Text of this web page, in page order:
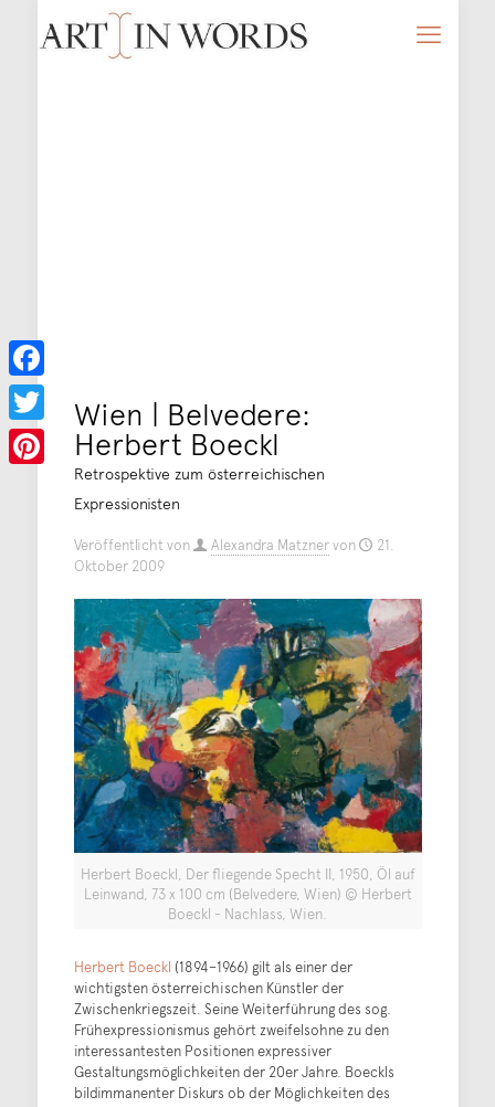
Wien | Belvedere:
Herbert Boeckl
Retrospektive zum österreichischen
Expressionisten
Veröffentlicht von Alexandra Matznervon
21.
Oktober 2009
Herbert Boeckl, Der fliegende Specht II, 1950, Öl auf
Leinwand, 73 x 100 cm (Belvedere, Wien) © Herbert
Boeckl - Nachlass, Wien.
Herbert Boeckl (1894–1966) gilt als einer der
wichtigsten österreichischen Künstler der
Zwischenkriegszeit. Seine Weiterführung des sog.
Frühexpressionismus gehört zweifelsohne zu den
interessantesten Positionen expressiver
Gestaltungsmöglichkeiten der 20er Jahre. Boeckls
bildimmanenter Diskurs ob der Möglichkeiten des
Facebook
Twitter